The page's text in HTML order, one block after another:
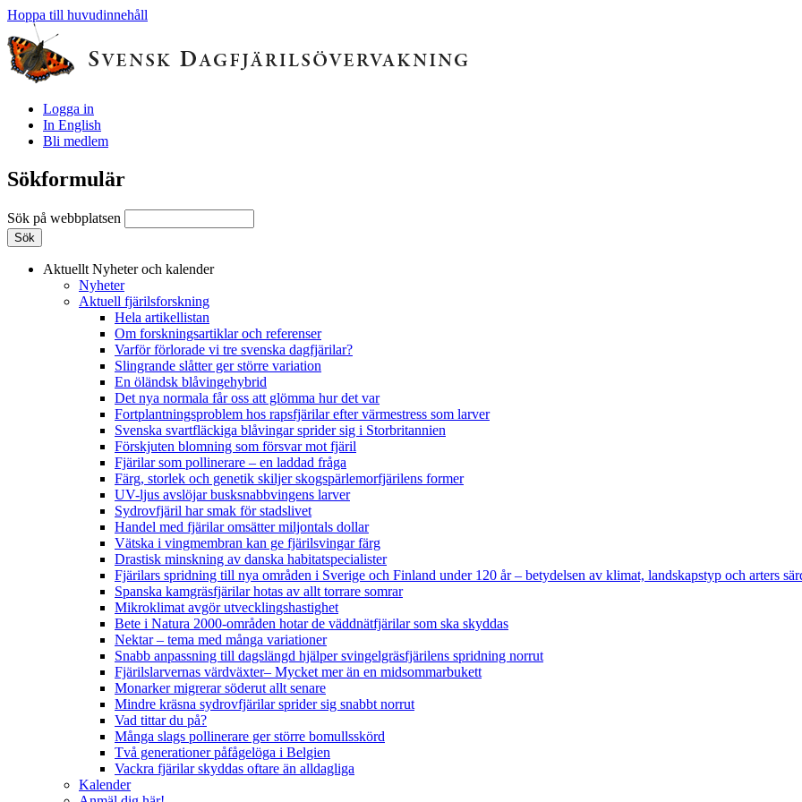
Hoppa till huvudinnehåll
Logga in
In English
Bli medlem
Sökformulär
Sök på webbplatsen
Aktuellt Nyheter och kalender
Nyheter
Aktuell fjärilsforskning
Hela artikellistan
Om forskningsartiklar och referenser
Varför förlorade vi tre svenska dagfjärilar?
Slingrande slåtter ger större variation
En öländsk blåvingehybrid
Det nya normala får oss att glömma hur det var
Fortplantningsproblem hos rapsfjärilar efter värmestress som larver
Svenska svartfläckiga blåvingar sprider sig i Storbritannien
Förskjuten blomning som försvar mot fjäril
Fjärilar som pollinerare – en laddad fråga
Färg, storlek och genetik skiljer skogspärlemorfjärilens former
UV-ljus avslöjar busksnabbvingens larver
Sydrovfjäril har smak för stadslivet
Handel med fjärilar omsätter miljontals dollar
Vätska i vingmembran kan ge fjärilsvingar färg
Drastisk minskning av danska habitatspecialister
Fjärilars spridning till nya områden i Sverige och Finland under 120 år– betydelsen av klimat, landskapstyp och arters
Spanska kamgräsfjärilar hotas av allt torrare somrar
Mikroklimat avgör utvecklingshastighet
Bete i Natura 2000-områden hotar de väddnätfjärilar som ska skyddas
Nektar – tema med många variationer
Snabb anpassning till dagslängd hjälper svingelgräsfjärilens spridning norrut
Fjärilslarvernas värdväxter– Mycket mer än en midsommarbukett
Monarker migrerar söderut allt senare
Mindre kräsna sydrovfjärilar sprider sig snabbt norrut
Vad tittar du på?
Många slags pollinerare ger större bomullsskörd
Två generationer påfågelöga i Belgien
Vackra fjärilar skyddas oftare än alldagliga
Kalender